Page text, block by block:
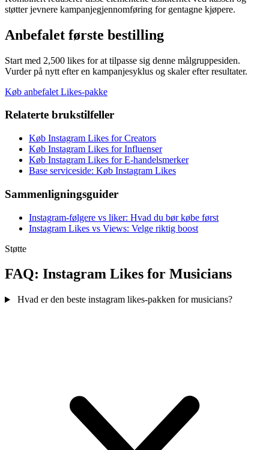
støtter jevnere kampanjegjennomføring for gentagne kjøpere.
Anbefalet første bestilling
Start med 2,500 likes for at tilpasse sig denne målgruppesiden.
Vurder på nytt efter en kampanjesyklus og skaler efter resultater.
Køb anbefalet Likes-pakke
Relaterte brukstilfeller
Køb Instagram Likes for Creators
Køb Instagram Likes for Influenser
Køb Instagram Likes for E-handelsmerker
Base serviceside: Køb Instagram Likes
Sammenligningsguider
Instagram-følgere vs liker: Hvad du bør købe først
Instagram Likes vs Views: Velge riktig boost
Støtte
FAQ: Instagram Likes for Musicians
Hvad er den beste instagram likes-pakken for musicians?